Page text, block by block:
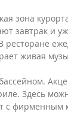
зона
завтрак и
ресторане
живая
Здесь
с фирменным